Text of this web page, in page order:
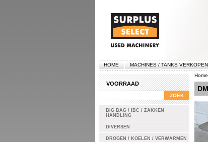
HOME MACHINES / TANKS VERKOPEN
VOORRAAD
BIG BAG / IBC / ZAKKEN
HANDLING
DIVERSEN
DROGEN / KOELEN / VERWARMEN
Home